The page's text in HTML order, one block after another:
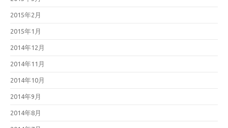
2015年2月
2015年1月
2014年12月
2014年11月
2014年10月
2014年9月
2014年8月